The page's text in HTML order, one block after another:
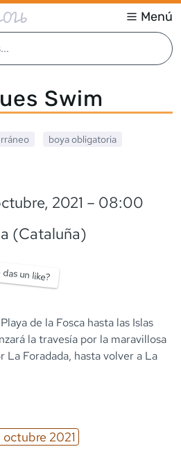
Menú
Swim
boya obligatoria
2021 – 08:00
(Cataluña)
un like?
de la Fosca hasta las Islas
la travesía por la maravillosa
La Foradada, hasta volver a La
octubre 2021